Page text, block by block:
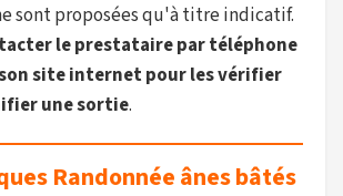
sont proposées qu'à titre indicatif.
le prestataire par téléphone
site internet pour les vérifier
une sortie.
Randonnée ânes bâtés